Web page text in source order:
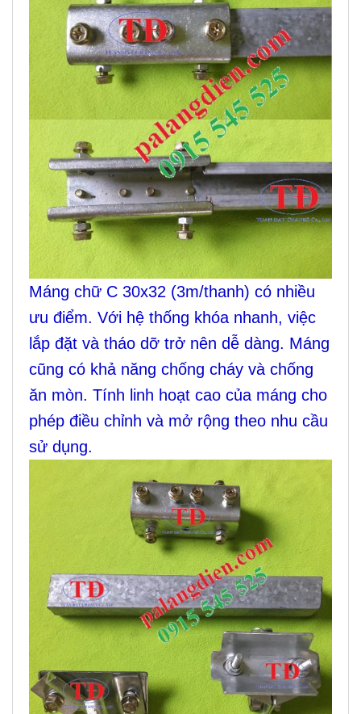
Máng chữ C 30x32 (3m/thanh) có nhiều
ưu điểm. Với hệ thống khóa nhanh, việc
lắp đặt và tháo dỡ trở nên dễ dàng. Máng
cũng có khả năng chống cháy và chống
ăn mòn. Tính linh hoạt cao của máng cho
phép điều chỉnh và mở rộng theo nhu cầu
sử dụng.